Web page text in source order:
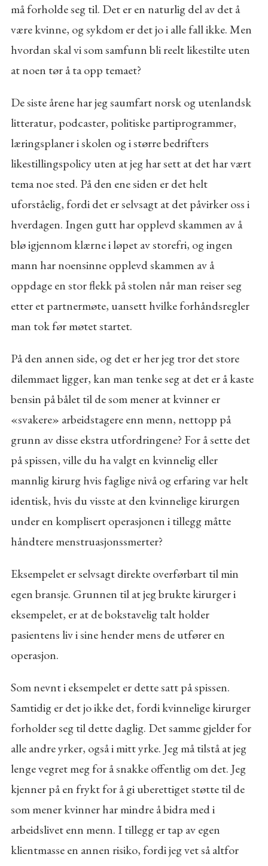
må forholde seg til. Det er en naturlig del av det å
være kvinne, og sykdom er det jo i alle fall ikke. Men
hvordan skal vi som samfunn bli reelt likestilte uten
at noen tør å ta opp temaet?
De siste årene har jeg saumfart norsk og utenlandsk
litteratur, podcaster, politiske partiprogrammer,
læringsplaner i skolen og i større bedrifters
likestillingspolicy uten at jeg har sett at det har vært
tema noe sted. På den ene siden er det helt
uforståelig, fordi det er selvsagt at det påvirker oss i
hverdagen. Ingen gutt har opplevd skammen av å
blø igjennom klærne i løpet av storefri, og ingen
mann har noensinne opplevd skammen av å
oppdage en stor flekk på stolen når man reiser seg
etter et partnermøte, uansett hvilke forhåndsregler
man tok før møtet startet.
På den annen side, og det er her jeg tror det store
dilemmaet ligger, kan man tenke seg at det er å kaste
bensin på bålet til de som mener at kvinner er
«svakere» arbeidstagere enn menn, nettopp på
grunn av disse ekstra utfordringene? For å sette det
på spissen, ville du ha valgt en kvinnelig eller
mannlig kirurg hvis faglige nivå og erfaring var helt
identisk, hvis du visste at den kvinnelige kirurgen
under en komplisert operasjonen i tillegg måtte
håndtere menstruasjonssmerter?
Eksempelet er selvsagt direkte overførbart til min
egen bransje. Grunnen til at jeg brukte kirurger i
eksempelet, er at de bokstavelig talt holder
pasientens liv i sine hender mens de utfører en
operasjon.
Som nevnt i eksempelet er dette satt på spissen.
Samtidig er det jo ikke det, fordi kvinnelige kirurger
forholder seg til dette daglig. Det samme gjelder for
alle andre yrker, også i mitt yrke. Jeg må tilstå at jeg
lenge vegret meg for å snakke offentlig om det. Jeg
kjenner på en frykt for å gi uberettiget støtte til de
som mener kvinner har mindre å bidra med i
arbeidslivet enn menn. I tillegg er tap av egen
klientmasse en annen risiko, fordi jeg vet så altfor